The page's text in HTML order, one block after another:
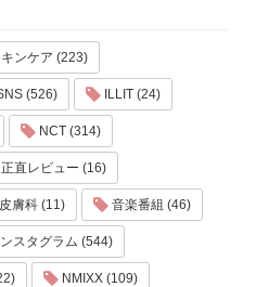
ンケア (223)
(526) ILLIT (24)
NCT (314)
正直レビュー (16)
膚科 (11) 音楽番組 (46)
スタグラム (544)
NMIXX (109)